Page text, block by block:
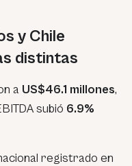
y Chile
distintas
a US$46.1 millones,
subió 6.9%
registrado en